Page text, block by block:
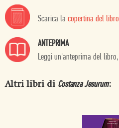
Scarica la copertina del libro
ANTEPRIMA
Leggi un'anteprima del libro,
Altri libri di Costanza Jesurum: